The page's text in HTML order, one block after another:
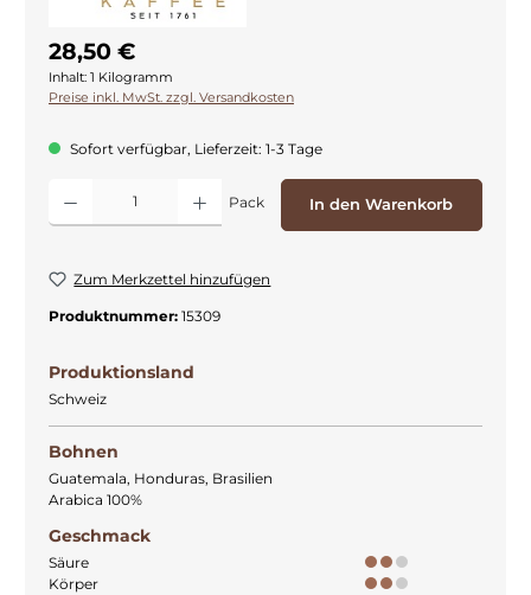
28,50 €
Inhalt: 1 Kilogramm
Preise inkl. MwSt. zzgl. Versandkosten
Sofort verfügbar, Lieferzeit: 1-3 Tage
Produkt Anzahl: Gib den gewünschten Wert ein oder benutze die
Pack In den Warenkorb
Zum Merkzettel hinzufügen
Produktnummer: 15309
Produktionsland
Schweiz
Bohnen
Guatemala, Honduras, Brasilien
Arabica 100%
Geschmack
Säure
Körper